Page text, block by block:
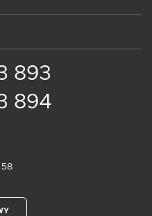
893
894
58